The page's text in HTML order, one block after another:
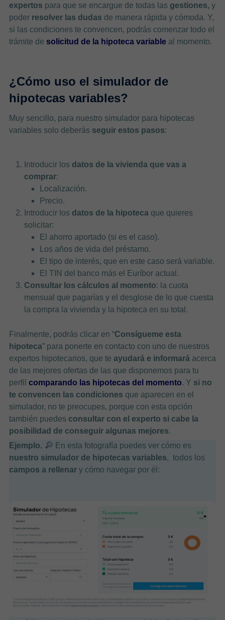
expertos para que se encargue de todas las gestiones, y
poderresolver las dudas de manera rápida y cómoda. Y,
si las condiciones te convencen, podrás comenzar todo el
trámite de solicitud de la hipoteca variableal momento.
¿Cómo uso el simulador de
hipotecas variables?
Muy sencillo, para nuestro simulador para hipotecas
variables solo deberás seguir estos pasos:
Introducir los datos de la vivienda que vas a
comprar:
Localización.
Precio.
Introducir los datos de la hipoteca que quieres
solicitar:
El ahorro aportado (si es el caso).
Los años de vida del préstamo.
El tipo de interés, que en este caso será variable.
El TIN del banco más el Euríbor actual.
Consultar los cálculos al momento: la cuota
mensual que pagarías y el desglose de lo que cuesta
la compra la vivienda y la hipoteca en su total.
Finalmente, podrás clicar en “Consígueme esta
hipoteca” para ponerte en contacto con uno de nuestros
expertos hipotecarios, que te ayudará e informará acerca
de las mejores ofertas de las que disponemos para tu
perfil comparando las hipotecas del momento. Y si no
te convencen las condiciones que aparecen en el
simulador, no te preocupes, porque con esta opción
también puedesconsultar con el experto si cabe la
posibilidad de conseguir algunas mejores.
Ejemplo.
En esta fotografía puedes ver cómo es
nuestro simulador de hipotecas variables, todos los
campos a rellenar y cómo navegar por él: